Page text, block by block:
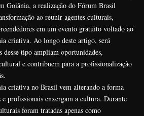
Goiânia, a realização do Fórum Brasil
ao reunir agentes culturais,
em um evento gratuito voltado ao
criativa. Ao longo deste artigo, será
tipo ampliam oportunidades,
e contribuem para a profissionalização
criativa no Brasil vem alterando a forma
e profissionais enxergam a cultura. Durante
foram tratadas apenas como